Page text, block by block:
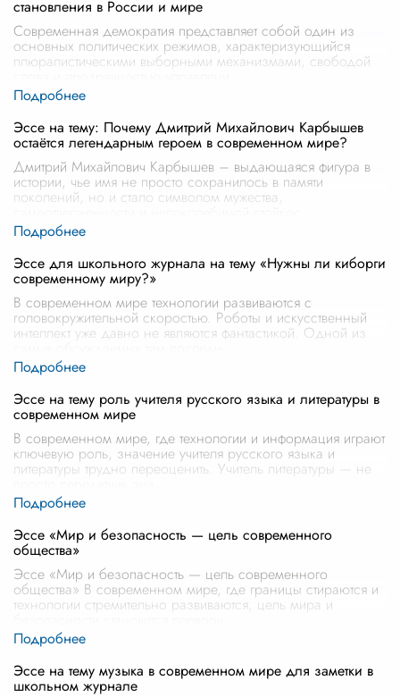
становления в России и мире
Современная демократия представляет собой один из
основных политических режимов, характеризующийся
плюралистическими выборными механизмами, свободой
Эссе на тему: Почему Дмитрий Михайлович Карбышев
остаётся легендарным героем в современном мире?
Дмитрий Михайлович Карбышев – выдающаяся фигура в
истории, чье имя не просто сохранилось в памяти
поколений, но и стало символом мужества,
Эссе для школьного журнала на тему «Нужны ли киборги
современному миру?»
В современном мире технологии развиваются с
головокружительной скоростью. Роботы и искусственный
интеллект уже давно не являются фантастикой. Одной из
Эссе на тему роль учителя русского языка и литературы в
современном мире
В современном мире, где технологии и информация играют
ключевую роль, значение учителя русского языка и
литературы трудно переоценить. Учитель литературы — не
Эссе «Мир и безопасность — цель современного
общества»
Эссе «Мир и безопасность — цель современного
общества» В современном мире, где границы стираются и
технологии стремительно развиваются, цель мира и
Эссе на тему музыка в современном мире для заметки в
школьном журнале